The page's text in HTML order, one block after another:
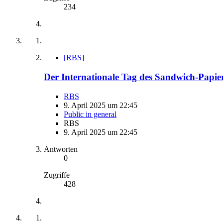
234
[RBS]
Der Internationale Tag des Sandwich-
RBS
9. April 2025 um 22:45
Public in general
RBS
9. April 2025 um 22:45
Antworten
0
Zugriffe
428